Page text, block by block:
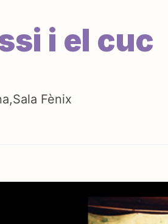
i el cuc
Sala Fènix